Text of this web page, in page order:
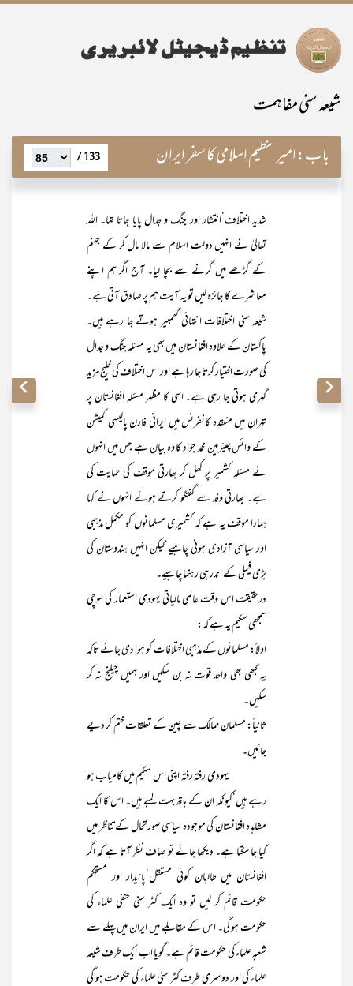
شیعہ سنی مفاہمت
باب:امیر تنظیم اسلامی کا سفر ایران 133 /
شدید اختلاف‘انتشار اور جنگ و جدال پایا جاتا تھا۔ اللہ
تعالیٰ نے انہیں دولت اسلام سے مالا مال کر کے جہنم
کے گڑھے میں گرنے سے بچا لیا۔ آج اگر ہم اپنے
معاشرے کا جائزہ لیں تو یہ آیت ہم پر صادق آتی ہے۔
شیعہ سنی اختلافات انتہائی گھمبیر ہوتے جا رہے ہیں۔
پاکستان کے علاوہ افغانستان میں بھی یہ مسئلہ جنگ و جدال
کی صورت اختیار کرتا جا رہا ہے اور اس اختلاف کی خلیج مزید
گہری ہوتی جا رہی ہے۔ اسی کا مظہر مسئلہ افغانستان پر
تہران میں منعقدہ کانفرنس میں ایرانی فارن پالیسی کمیشن
کے وائس چیئرمین محمد جواد کا وہ بیان ہے جس میں انہوں
نے مسئلہ کشمیر پر کھل کر بھارتی موقف کی حمایت کی
ہے۔ بھارتی وفد سے گفتگو کرتے ہوئے انہوں نے کہا
ہمارا موقف یہ ہے کہ کشمیری مسلمانوں کو مکمل مذہبی
اور سیاسی آزادی ہونی چاہیے‘لیکن انہیں ہندوستان کی
بڑی فیملی کے اندر ہی رہنما چاہیے۔
درحقیقت اس وقت عالمی مالیاتی یہودی استعمار کی سوچی
سمجھی سکیم یہ ہے کہ:
اولاً: مسلمانوں کے مذہبی اختلافات کو ہوا دی جائے تاکہ
یہ کبھی بھی واحد قوت نہ بن سکیں اور ہمیں چیلنج نہ کر
سکیں۔
ثانیاً: مسلمان ممالک سے چین کے تعلقات ختم کر دیے
جائیں۔
یہودی رفتہ رفتہ اپنی اس سکیم میں کامیاب ہو
رہے ہیں‘کیونکہ ان کے ہاتھ بہت لمبے ہیں۔ اس کا ایک
مشاہدہ افغانستان کی موجودہ سیاسی صورتحال کے تناظر میں
کیا جا سکتا ہے۔ دیکھا جائے تو صاف نظر آتا ہے کہ اگر
افغانستان میں طالبان کوئی مستقل‘پائیدار اور مستحکم
حکومت قائم کر لیں تو وہ ایک کٹر سنی حنفی علماء کی
حکومت ہو گی۔ اس کے مقابلے میں ایران میں پہلے سے
شعبہ علماء کی حکومت قائم ہے۔ گویا اب ایک طرف شیعہ
علماء کی اور دوسری طرف کٹر سنی علماء کی حکومت ہو گی